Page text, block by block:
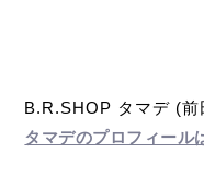
B.R.SHOP タマデ (前
タマデのプロフィール